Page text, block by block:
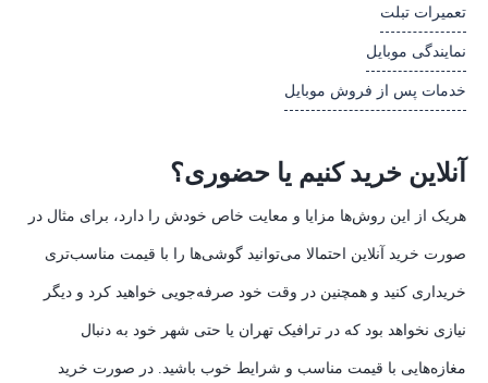
تعمیرات تبلت
نمایندگی موبایل
خدمات پس از فروش موبایل
آنلاین خرید کنیم یا حضوری؟
هریک از این روش‌ها مزایا و معایت خاص خودش را دارد، برای مثال در
صورت خرید آنلاین احتمالا می‌توانید گوشی‌ها را با قیمت مناسب‌تری
خریداری کنید و همچنین در وقت خود صرفه‌جویی خواهید کرد و دیگر
نیازی نخواهد بود که در ترافیک تهران یا حتی شهر خود به دنبال
مغازه‌هایی با قیمت مناسب و شرایط خوب باشید. در صورت خرید